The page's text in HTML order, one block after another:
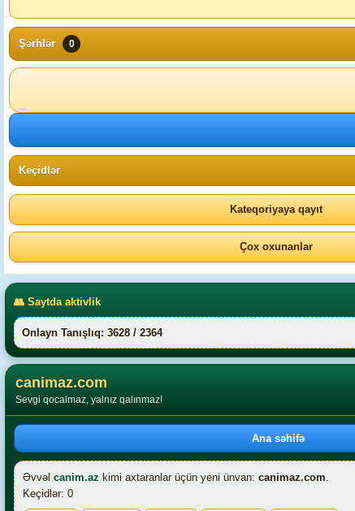
Şərhlər 0
Keçidlər
Kateqoriyaya qayıt
Çox oxunanlar
👥 Saytda aktivlik
Onlayn Tanışlıq: 3628 / 2364
canimaz.com
Sevgi qocalmaz, yalnız qalınmaz!
Ana səhifə
Əvvəl canim.az kimi axtaranlar üçün yeni ünvan: canimaz.com.
Keçidlər: 0